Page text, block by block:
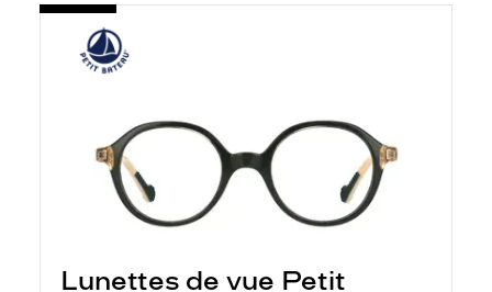
Lunettes de vue Petit